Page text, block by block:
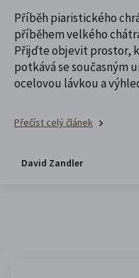
Příběh piaristického
příběhem velkého
Přijďte objevit prostor,
potkává se současným
ocelovou lávkou a
Přečíst celý článek
David Zandler